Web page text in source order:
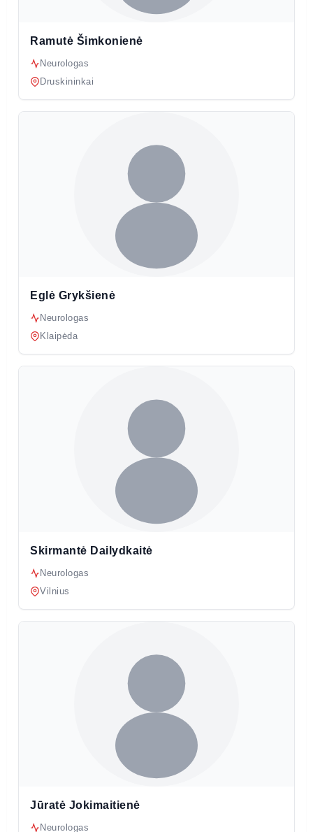
Ramutė Šimkonienė
Neurologas
Druskininkai
Eglė Grykšienė
Neurologas
Klaipėda
Skirmantė Dailydkaitė
Neurologas
Vilnius
Jūratė Jokimaitienė
Neurologas